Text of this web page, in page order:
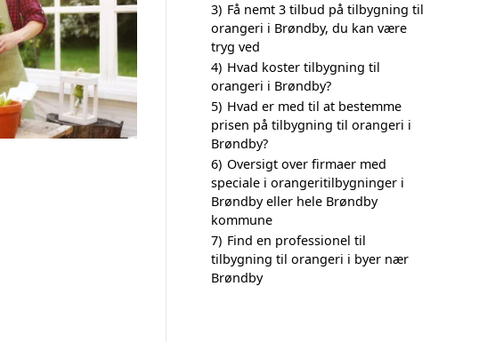
3) Få nemt 3 tilbud på tilbygning til
orangeri i Brøndby, du kan være
tryg ved
4) Hvad koster tilbygning til
orangeri i Brøndby?
5) Hvad er med til at bestemme
prisen på tilbygning til orangeri i
Brøndby?
6) Oversigt over firmaer med
speciale i orangeritilbygninger i
Brøndby eller hele Brøndby
kommune
7) Find en professionel til
tilbygning til orangeri i byer nær
Brøndby